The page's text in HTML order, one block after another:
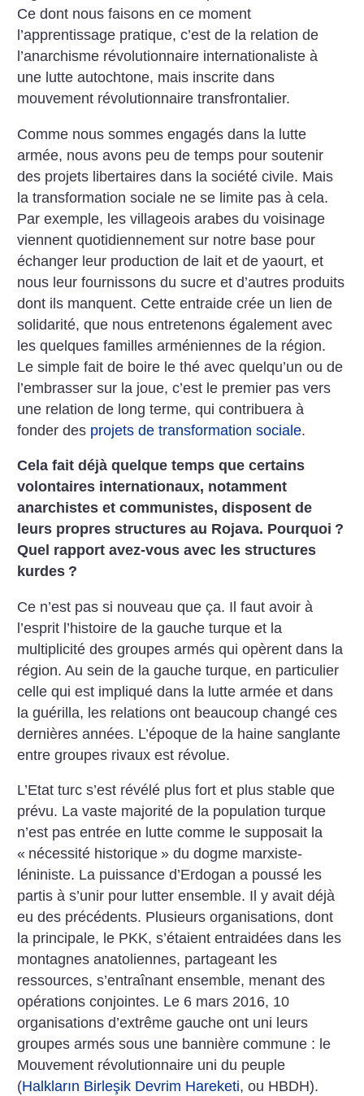
Ce dont nous faisons en ce moment
l’apprentissage pratique, c’est de la relation de
l’anarchisme révolutionnaire internationaliste à
une lutte autochtone, mais inscrite dans
mouvement révolutionnaire transfrontalier.
Comme nous sommes engagés dans la lutte
armée, nous avons peu de temps pour soutenir
des projets libertaires dans la société civile. Mais
la transformation sociale ne se limite pas à cela.
Par exemple, les villageois arabes du voisinage
viennent quotidiennement sur notre base pour
échanger leur production de lait et de yaourt, et
nous leur fournissons du sucre et d’autres produits
dont ils manquent. Cette entraide crée un lien de
solidarité, que nous entretenons également avec
les quelques familles arméniennes de la région.
Le simple fait de boire le thé avec quelqu’un ou de
l’embrasser sur la joue, c’est le premier pas vers
une relation de long terme, qui contribuera à
fonder des projets de transformation sociale.
Cela fait déjà quelque temps que certains
volontaires internationaux, notamment
anarchistes et communistes, disposent de
leurs propres structures au Rojava. Pourquoi ?
Quel rapport avez-vous avec les structures
kurdes ?
Ce n’est pas si nouveau que ça. Il faut avoir à
l’esprit l’histoire de la gauche turque et la
multiplicité des groupes armés qui opèrent dans la
région. Au sein de la gauche turque, en particulier
celle qui est impliqué dans la lutte armée et dans
la guérilla, les relations ont beaucoup changé ces
dernières années. L’époque de la haine sanglante
entre groupes rivaux est révolue.
L’Etat turc s’est révélé plus fort et plus stable que
prévu. La vaste majorité de la population turque
n’est pas entrée en lutte comme le supposait la
« nécessité historique » du dogme marxiste-
léniniste. La puissance d’Erdogan a poussé les
partis à s’unir pour lutter ensemble. Il y avait déjà
eu des précédents. Plusieurs organisations, dont
la principale, le PKK, s’étaient entraidées dans les
montagnes anatoliennes, partageant les
ressources, s’entraînant ensemble, menant des
opérations conjointes. Le 6 mars 2016, 10
organisations d’extrême gauche ont uni leurs
groupes armés sous une bannière commune : le
Mouvement révolutionnaire uni du peuple
(Halkların Birleşik Devrim Hareketi, ou HBDH).